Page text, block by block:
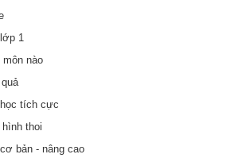
1
môn nào
tích cực
hình thoi
bản - nâng cao